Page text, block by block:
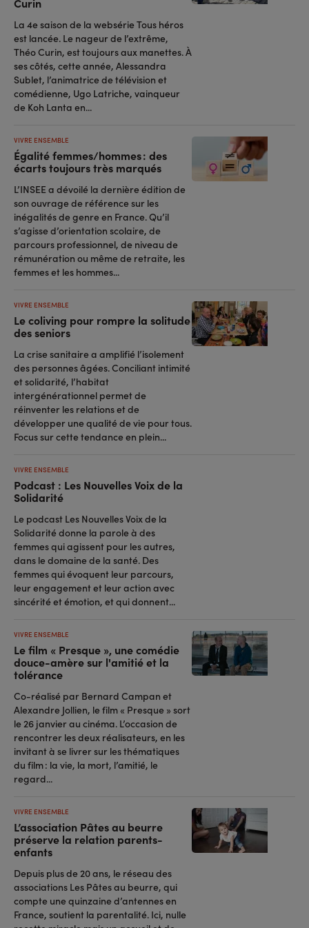
La 4e saison de la websérie Tous héros
est lancée. Le nageur de l’extrême,
Théo Curin, est toujours aux manettes. À
ses côtés, cette année, Alessandra
Sublet, l’animatrice de télévision et
comédienne, Ugo Latriche, vainqueur
de Koh Lanta en...
Égalité femmes/hommes : des
écarts toujours très marqués
VIVRE ENSEMBLE
L’INSEE a dévoilé la dernière édition de
son ouvrage de référence sur les
inégalités de genre en France. Qu’il
s’agisse d’orientation scolaire, de
parcours professionnel, de niveau de
rémunération ou même de retraite, les
femmes et les hommes...
Le coliving pour rompre la solitude
des seniors
VIVRE ENSEMBLE
La crise sanitaire a amplifié l’isolement
des personnes âgées. Conciliant intimité
et solidarité, l’habitat
intergénérationnel permet de
réinventer les relations et de
développer une qualité de vie pour tous.
Focus sur cette tendance en plein...
Podcast : Les Nouvelles Voix de la
Solidarité
VIVRE ENSEMBLE
Le podcast Les Nouvelles Voix de la
Solidarité donne la parole à des
femmes qui agissent pour les autres,
dans le domaine de la santé. Des
femmes qui évoquent leur parcours,
leur engagement et leur action avec
sincérité et émotion, et qui donnent...
Le film « Presque », une comédie
douce-amère sur l'amitié et la
tolérance
VIVRE ENSEMBLE
Co-réalisé par Bernard Campan et
Alexandre Jollien, le film « Presque » sort
le 26 janvier au cinéma. L’occasion de
rencontrer les deux réalisateurs, en les
invitant à se livrer sur les thématiques
du film : la vie, la mort, l’amitié, le
regard...
L’association Pâtes au beurre
préserve la relation parents-
enfants
VIVRE ENSEMBLE
Depuis plus de 20 ans, le réseau des
associations Les Pâtes au beurre, qui
compte une quinzaine d’antennes en
France, soutient la parentalité. Ici, nulle